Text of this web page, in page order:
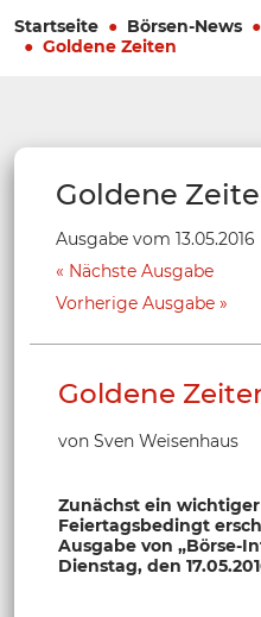
Startseite Börsen-News
Goldene Zeiten
Goldene
Ausgabe vom 13.05.2016
Nächste Ausgabe
Vorherige Ausgabe
Goldene
von Sven Weisenhaus
Zunächst ein
Feiertagsbedingt
Ausgabe von „Börse-
Dienstag, den